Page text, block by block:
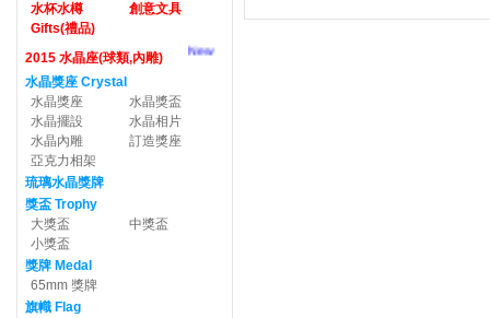
水杯水樽
創意文具
Gifts(禮品)
2015 水晶座(球類,內雕)
New
水晶獎座 Crystal
水晶獎座
水晶獎盃
水晶擺設
水晶相片
水晶內雕
訂造獎座
亞克力相架
琉璃水晶獎牌
獎盃 Trophy
大獎盃
中獎盃
小獎盃
獎牌 Medal
65mm 獎牌
旗幟 Flag